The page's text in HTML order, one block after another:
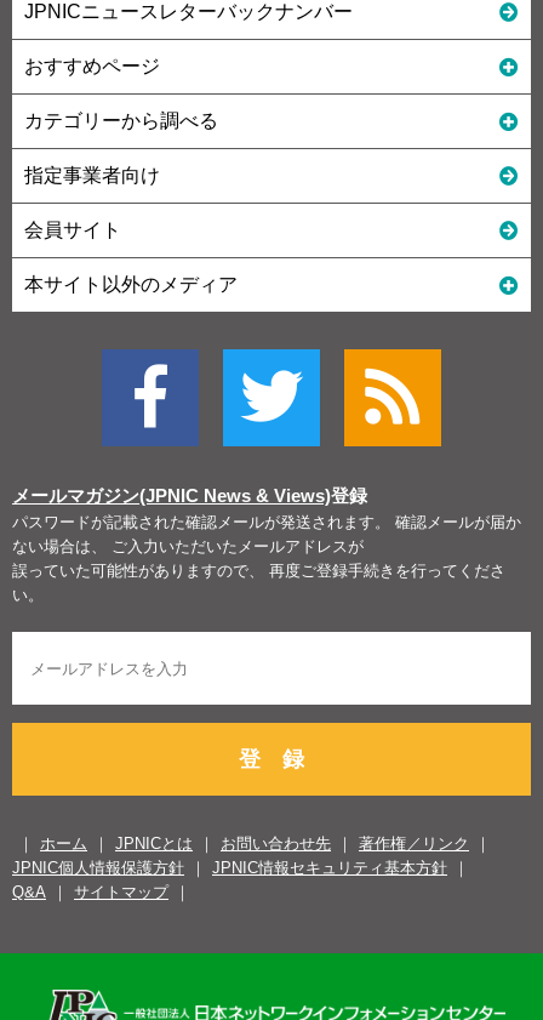
JPNICニュースレターバックナンバー
おすすめページ
カテゴリーから調べる
指定事業者向け
会員サイト
本サイト以外のメディア
メールマガジン(JPNIC News & Views)登録
パスワードが記載された確認メールが発送されます。 確認メールが届か
ない場合は、 ご入力いただいたメールアドレスが
誤っていた可能性がありますので、 再度ご登録手続きを行ってくださ
い。
登 録
ホーム JPNICとは お問い合わせ先
著作権／リンク
JPNIC個人情報保護方針
JPNIC情報セキュリティ基本方針
Q&A
サイトマップ